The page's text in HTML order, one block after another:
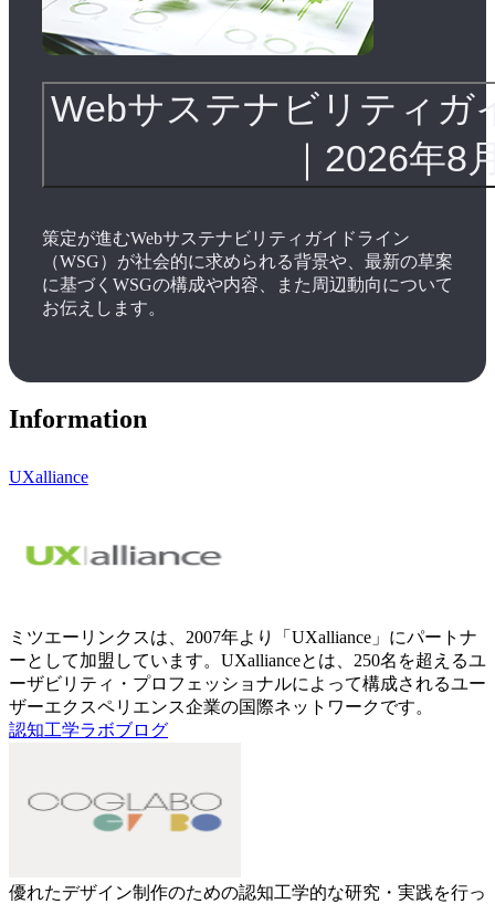
策定が進むWebサステナビリティガイドライン
（WSG）が社会的に求められる背景や、最新の草案
に基づくWSGの構成や内容、また周辺動向について
お伝えします。
Webサステナビリティガ
｜2026年8
Information
UXalliance
ミツエーリンクスは、2007年より「UXalliance」にパートナ
ーとして加盟しています。UXallianceとは、250名を超えるユ
ーザビリティ・プロフェッショナルによって構成されるユー
ザーエクスペリエンス企業の国際ネットワークです。
認知工学ラボブログ
優れたデザイン制作のための認知工学的な研究・実践を行っ